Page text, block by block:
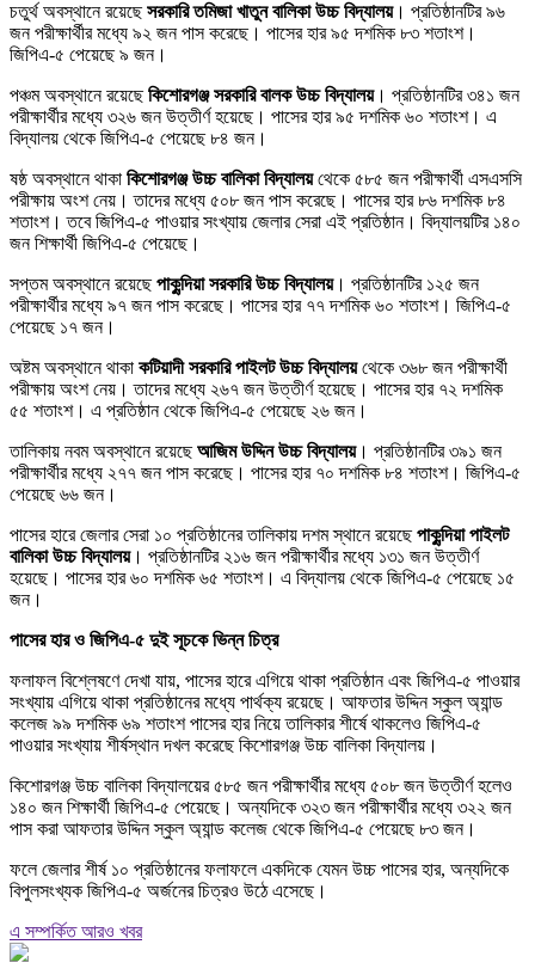
চতুর্থ অবস্থানে রয়েছেসরকারি তমিজা খাতুন বালিকা উচ্চ বিদ্যালয়। প্রতিষ্ঠানটির ৯৬
জন পরীক্ষার্থীর মধ্যে ৯২ জন পাস করেছে। পাসের হার ৯৫ দশমিক ৮৩ শতাংশ।
জিপিএ-৫ পেয়েছে ৯ জন।
পঞ্চম অবস্থানে রয়েছেকিশোরগঞ্জ সরকারি বালক উচ্চ বিদ্যালয়। প্রতিষ্ঠানটির ৩৪১ জন
পরীক্ষার্থীর মধ্যে ৩২৬ জন উত্তীর্ণ হয়েছে। পাসের হার ৯৫ দশমিক ৬০ শতাংশ। এ
বিদ্যালয় থেকে জিপিএ-৫ পেয়েছে ৮৪ জন।
ষষ্ঠ অবস্থানে থাকা কিশোরগঞ্জ উচ্চ বালিকা বিদ্যালয়থেকে ৫৮৫ জন পরীক্ষার্থী এসএসসি
পরীক্ষায় অংশ নেয়। তাদের মধ্যে ৫০৮ জন পাস করেছে। পাসের হার ৮৬ দশমিক ৮৪
শতাংশ। তবে জিপিএ-৫ পাওয়ার সংখ্যায় জেলার সেরা এই প্রতিষ্ঠান। বিদ্যালয়টির ১৪০
জন শিক্ষার্থী জিপিএ-৫ পেয়েছে।
সপ্তম অবস্থানে রয়েছেপাকুন্দিয়া সরকারি উচ্চ বিদ্যালয়। প্রতিষ্ঠানটির ১২৫ জন
পরীক্ষার্থীর মধ্যে ৯৭ জন পাস করেছে। পাসের হার ৭৭ দশমিক ৬০ শতাংশ। জিপিএ-৫
পেয়েছে ১৭ জন।
অষ্টম অবস্থানে থাকা কটিয়াদী সরকারি পাইলট উচ্চ বিদ্যালয়থেকে ৩৬৮ জন পরীক্ষার্থী
পরীক্ষায় অংশ নেয়। তাদের মধ্যে ২৬৭ জন উত্তীর্ণ হয়েছে। পাসের হার ৭২ দশমিক
৫৫ শতাংশ। এ প্রতিষ্ঠান থেকে জিপিএ-৫ পেয়েছে ২৬ জন।
তালিকায় নবম অবস্থানে রয়েছেআজিম উদ্দিন উচ্চ বিদ্যালয়। প্রতিষ্ঠানটির ৩৯১ জন
পরীক্ষার্থীর মধ্যে ২৭৭ জন পাস করেছে। পাসের হার ৭০ দশমিক ৮৪ শতাংশ। জিপিএ-৫
পেয়েছে ৬৬ জন।
পাসের হারে জেলার সেরা ১০ প্রতিষ্ঠানের তালিকায় দশম স্থানে রয়েছেপাকুন্দিয়া পাইলট
বালিকা উচ্চ বিদ্যালয়। প্রতিষ্ঠানটির ২১৬ জন পরীক্ষার্থীর মধ্যে ১৩১ জন উত্তীর্ণ
হয়েছে। পাসের হার ৬০ দশমিক ৬৫ শতাংশ। এ বিদ্যালয় থেকে জিপিএ-৫ পেয়েছে ১৫
জন।
পাসের হার ও জিপিএ-৫ দুই সূচকে ভিন্ন চিত্র
ফলাফল বিশ্লেষণে দেখা যায়, পাসের হারে এগিয়ে থাকা প্রতিষ্ঠান এবং জিপিএ-৫ পাওয়ার
সংখ্যায় এগিয়ে থাকা প্রতিষ্ঠানের মধ্যে পার্থক্য রয়েছে। আফতার উদ্দিন স্কুল অ্যান্ড
কলেজ ৯৯ দশমিক ৬৯ শতাংশ পাসের হার নিয়ে তালিকার শীর্ষে থাকলেও জিপিএ-৫
পাওয়ার সংখ্যায় শীর্ষস্থান দখল করেছে কিশোরগঞ্জ উচ্চ বালিকা বিদ্যালয়।
কিশোরগঞ্জ উচ্চ বালিকা বিদ্যালয়ের ৫৮৫ জন পরীক্ষার্থীর মধ্যে ৫০৮ জন উত্তীর্ণ হলেও
১৪০ জন শিক্ষার্থী জিপিএ-৫ পেয়েছে। অন্যদিকে ৩২৩ জন পরীক্ষার্থীর মধ্যে ৩২২ জন
পাস করা আফতার উদ্দিন স্কুল অ্যান্ড কলেজ থেকে জিপিএ-৫ পেয়েছে ৮৩ জন।
ফলে জেলার শীর্ষ ১০ প্রতিষ্ঠানের ফলাফলে একদিকে যেমন উচ্চ পাসের হার, অন্যদিকে
বিপুলসংখ্যক জিপিএ-৫ অর্জনের চিত্রও উঠে এসেছে।
এ সম্পর্কিত আরও খবর